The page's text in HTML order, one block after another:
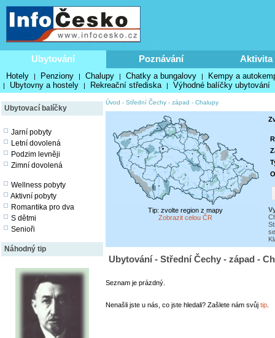
Ubytování Poznávání Aktivita
Hotely | Penziony | Chalupy | Chatky a bungalovy | Kempy a
| Ubytovny a hostely | Rekreační střediska | Výhodné balíčky ubytování
Ubytovací balíčky
Jarní pobyty
Letní dovolená
Podzim levněji
Zimní dovolená
Wellness pobyty
Aktivní pobyty
Romantika pro dva
S dětmi
Senioři
Náhodný tip
Úvod - Střední Čechy - západ - Chalupy
Tip: zvolte region z mapy
Zobrazit celou ČR
Ubytování - Střední Čechy - západ -
Seznam je prázdný.
Nenašli jste u nás, co jste hledali? Zašlete nám svůj tip